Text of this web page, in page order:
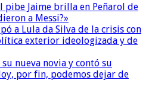
pibe Jaime brilla en Peñarol de
a Messi?»
a Lula da Silva de la crisis con
exterior ideologizada y de
nueva novia y contó su
por fin, podemos dejar de